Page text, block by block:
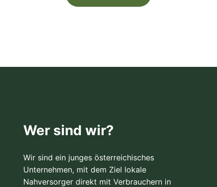
Wer sind wir?
Wir sind ein junges österreichisches
Unternehmen, mit dem Ziel lokale
Nahversorger direkt mit Verbrauchern in